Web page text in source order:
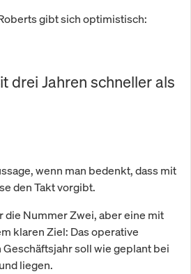
gibt sich optimistisch:
drei Jahren schneller als
wenn man bedenkt, dass mit
den Takt vorgibt.
die Nummer Zwei, aber eine mit
klaren Ziel: Das operative
soll wie geplant bei
liegen.